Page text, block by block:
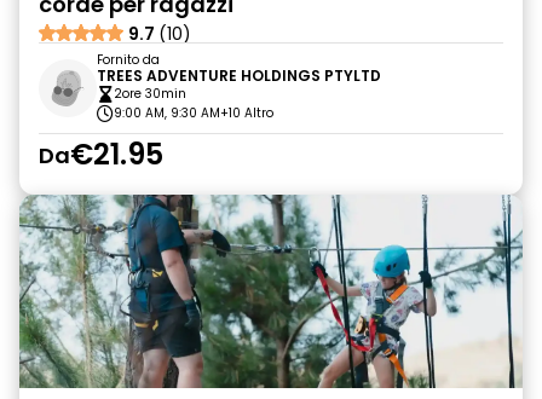
9.7 (10)
Fornito da
TREES ADVENTURE HOLDINGS PTYLTD
2ore 30min
9:00 AM, 9:30 AM+10 Altro
Da€21.95